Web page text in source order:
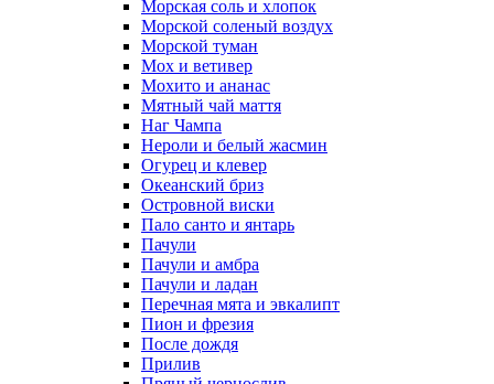
Морская соль и хлопок
Морской соленый воздух
Морской туман
Мох и ветивер
Мохито и ананас
Мятный чай маття
Наг Чампа
Нероли и белый жасмин
Огурец и клевер
Океанский бриз
Островной виски
Пало санто и янтарь
Пачули
Пачули и амбра
Пачули и ладан
Перечная мята и эвкалипт
Пион и фрезия
После дождя
Прилив